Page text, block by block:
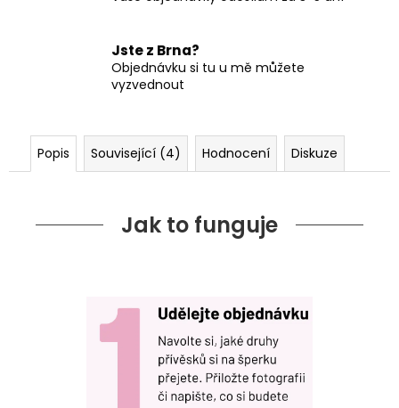
Jste z Brna?
Objednávku si tu u mě můžete
vyzvednout
Popis Související (4) Hodnocení Diskuze
Jak to funguje